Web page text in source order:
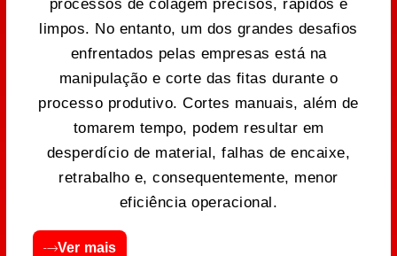
processos de colagem precisos, rápidos e
limpos. No entanto, um dos grandes desafios
enfrentados pelas empresas está na
manipulação e corte das fitas durante o
processo produtivo. Cortes manuais, além de
tomarem tempo, podem resultar em
desperdício de material, falhas de encaixe,
retrabalho e, consequentemente, menor
eficiência operacional.
Ver mais